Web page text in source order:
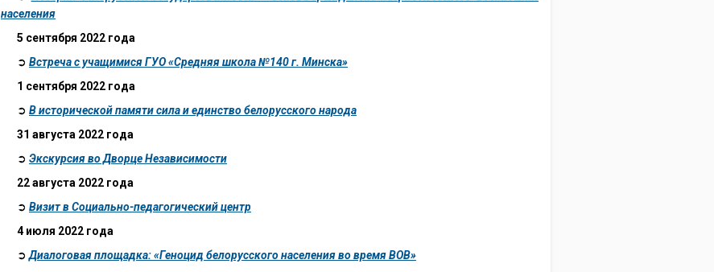
населения
5 сентября 2022 года
➲ Встреча с учащимися ГУО «Средняя школа №140 г. Минска»
1 сентября 2022 года
➲ В исторической памяти сила и единство белорусского народа
31 августа 2022 года
➲ Экскурсия во Дворце Независимости
22 августа 2022 года
➲ Визит в Социально-педагогический центр
4 июля 2022 года
➲Диалоговая площадка: «Геноцид белорусского населения во время ВОВ»